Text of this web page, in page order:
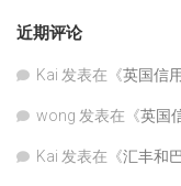
近期评论
Kai 发表在《英国信
wong 发表在《英国
Kai 发表在《汇丰和